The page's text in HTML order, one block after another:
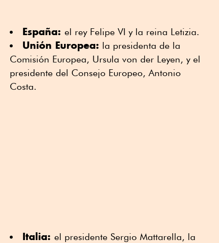
España: el rey Felipe VI y la reina Letizia.
Unión Europea: la presidenta de la
Comisión Europea, Ursula von der Leyen, y el
presidente del Consejo Europeo, Antonio
Costa.
Italia: el presidente Sergio Mattarella, la